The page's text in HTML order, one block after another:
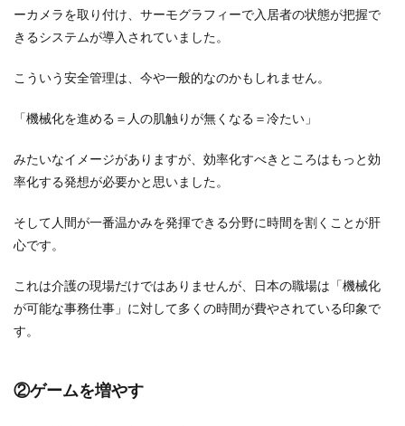
ーカメラを取り付け、サーモグラフィーで入居者の状態が把握で
きるシステムが導入されていました。
こういう安全管理は、今や一般的なのかもしれません。
「機械化を進める＝人の肌触りが無くなる＝冷たい」
みたいなイメージがありますが、効率化すべきところはもっと効
率化する発想が必要かと思いました。
そして人間が一番温かみを発揮できる分野に時間を割くことが肝
心です。
これは介護の現場だけではありませんが、日本の職場は「機械化
が可能な事務仕事」に対して多くの時間が費やされている印象で
す。
②ゲームを増やす